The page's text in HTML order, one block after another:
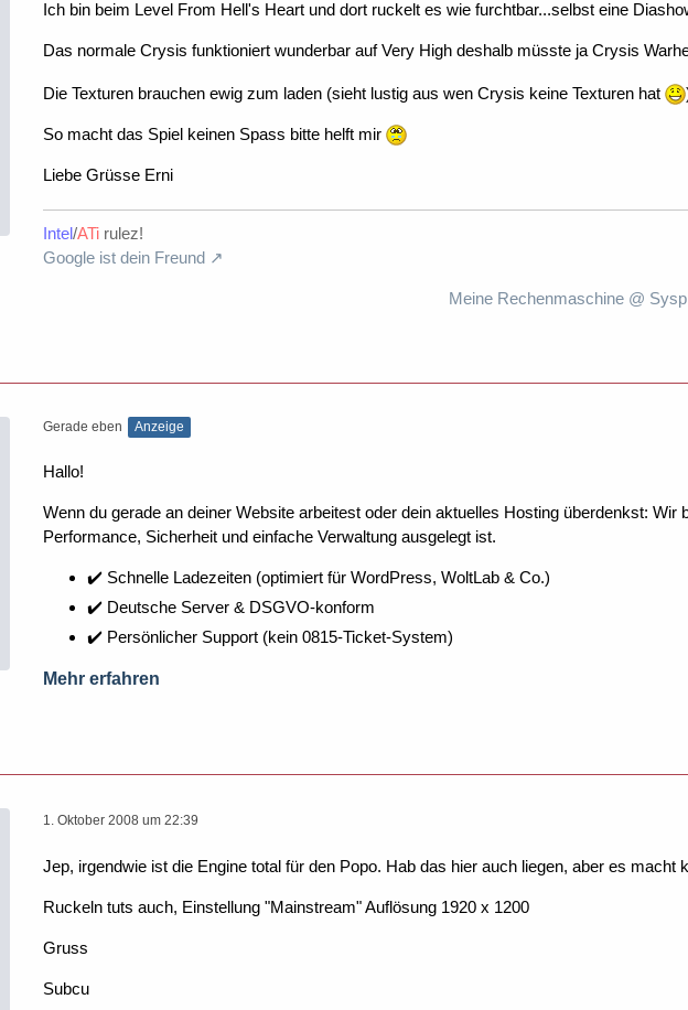
Ich bin beim Level From Hell's Heart und dort ruckelt es wie furchtbar...selbst eine
Das normale Crysis funktioniert wunderbar auf Very High deshalb müsste ja Crysis
Die Texturen brauchen ewig zum laden (sieht lustig aus wen Crysis keine Texturen hat
So macht das Spiel keinen Spass bitte helft mir
Liebe Grüsse Erni
Intel/ATi rulez!
Google ist dein Freund
Meine Rechenmaschine @
Gerade eben Anzeige
Hallo!
Wenn du gerade an deiner Website arbeitest oder dein aktuelles Hosting überdenkst:
Performance, Sicherheit und einfache Verwaltung ausgelegt ist.
✔️ Schnelle Ladezeiten (optimiert für WordPress, WoltLab & Co.)
✔️ Deutsche Server & DSGVO-konform
✔️ Persönlicher Support (kein 0815-Ticket-System)
Mehr erfahren
1. Oktober 2008 um 22:39
Jep, irgendwie ist die Engine total für den Popo. Hab das hier auch liegen, aber es
Ruckeln tuts auch, Einstellung "Mainstream" Auflösung 1920 x 1200
Gruss
Subcu